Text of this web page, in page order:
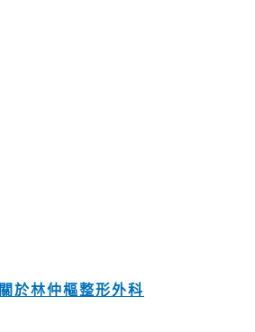
關於林仲樞整形外科